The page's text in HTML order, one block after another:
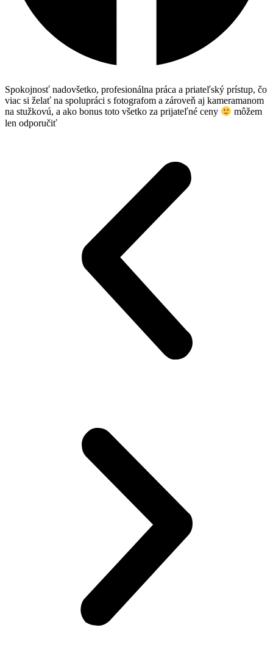
Spokojnosť nadovšetko, profesionálna práca a priateľský prístup, čo
viac si želať na spolupráci s fotografom a zároveň aj kameramanom
na stužkovú, a ako bonus toto všetko za prijateľné ceny
môžem
len odporučiť